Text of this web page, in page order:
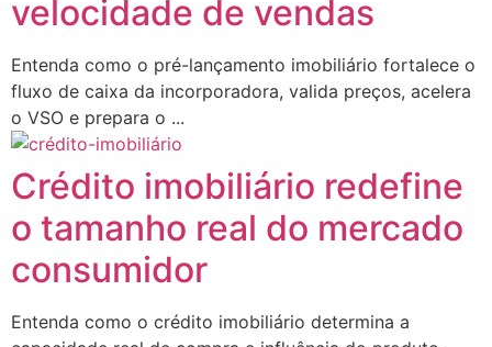
velocidade de vendas
Entenda como o pré-lançamento imobiliário fortalece o
fluxo de caixa da incorporadora, valida preços, acelera
o VSO e prepara o ...
Crédito imobiliário redefine
o tamanho real do mercado
consumidor
Entenda como o crédito imobiliário determina a